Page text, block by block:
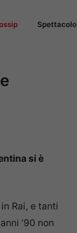
Spettacolo
si è
Rai, e tanti
’90 non